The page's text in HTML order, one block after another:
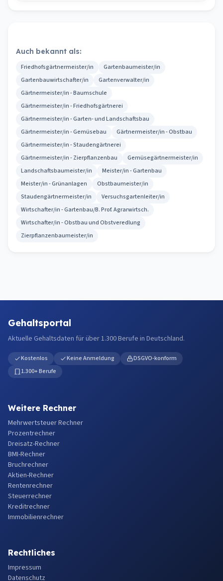
Auch bekannt als:
Friedhofsgärtnermeister/in
Gartenbaumeister/in
Gartenbauwirtschafter/in
Gartenverwalter/in
Gärtnermeister/in - Baumschule
Gärtnermeister/in - Friedhofsgärtnerei
Gärtnermeister/in - Garten- und Landschaftsbau
Gärtnermeister/in - Gemüsebau
Gärtnermeister/in - Obstbau
Gärtnermeister/in - Staudengärtnerei
Gärtnermeister/in - Zierpflanzenbau
Gemüsegärtnermeister/in
Landschaftsbaumeister/in
Meister/in - Gartenbau
Meister/in - Grünanlagen
Obstbaumeister/in
Staudengärtnermeister/in
Versuchsgartenleiter/in
Wirtschafter/in - Gartenbau/B. Prof. Agrarwirtsch.
Wirtschafter/in - Obstbau und Obstveredlung
Zierpflanzenbaumeister/in
Gehaltsportal
Aktuelle Gehaltsdaten für über 1.300 Berufe in Deutschland.
Kostenlos Keine Anmeldung
DSGVO-konform
1.300+ Berufe
Weitere Rechner
Mehrwertsteuer Rechner
Prozentrechner
Dreisatz-Rechner
BMI-Rechner
Bruchrechner
Aktien-Rechner
Rentenrechner
Steuerrechner
Kreditrechner
Immobilienrechner
Rechtliches
Impressum
Datenschutz